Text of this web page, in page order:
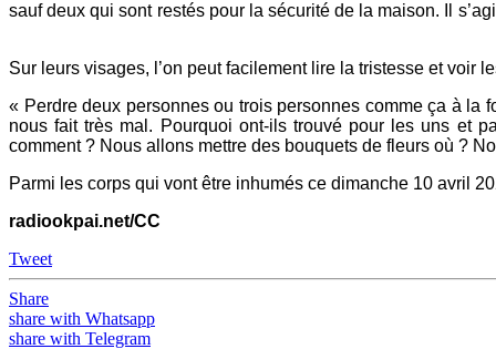
sauf deux qui sont restés pour la sécurité de la maison. Il
Sur leurs visages, l’on peut facilement lire la tristesse et voir
« Perdre deux personnes ou trois personnes comme ça à la
nous fait très mal. Pourquoi ont-ils trouvé pour les uns et
comment ? Nous allons mettre des bouquets de fleurs où ?
Parmi les corps qui vont être inhumés ce dimanche 10 avril
radiookpai.net/CC
Tweet
Share
share with Whatsapp
share with Telegram